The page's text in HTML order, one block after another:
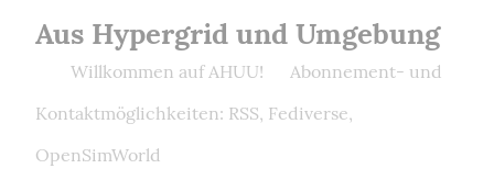
Aus Hypergrid und Umgebung
Willkommen auf AHUU!
Abonnement- und
Kontaktmöglichkeiten: RSS, Fediverse,
OpenSimWorld